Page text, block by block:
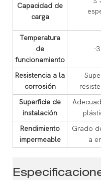
Capacidad de
carga
Temperatura
de
funcionamiento
-
Resistencia a la
corrosión
Superficie de
instalación
Rendimiento
impermeable
Grado
a